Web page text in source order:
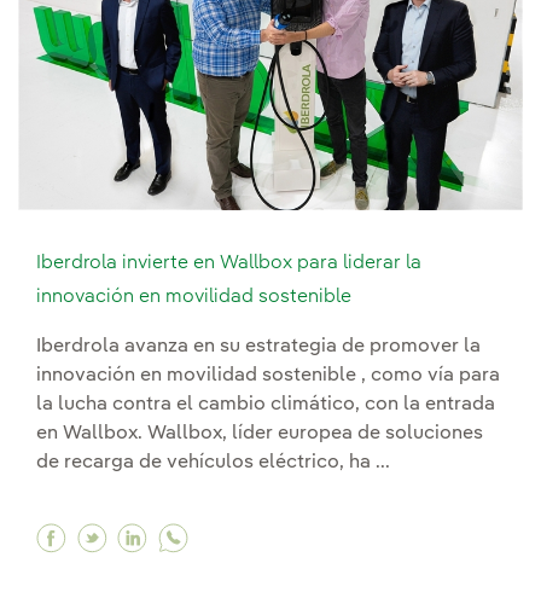
Iberdrola invierte en Wallbox para liderar la
innovación en movilidad sostenible
Iberdrola avanza en su estrategia de promover la
innovación en movilidad sostenible , como vía para
la lucha contra el cambio climático, con la entrada
en Wallbox. Wallbox, líder europea de soluciones
de recarga de vehículos eléctrico, ha ...
Facebook Iberdrola invierte en Wallbox para
Twitter Iberdrola invierte en Wallbox
Linkedin Iberdrola invierte en